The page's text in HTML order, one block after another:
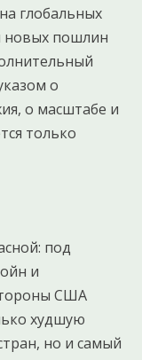
глобальных
новых пошлин
о
о масштабе и
только
под
и
США
худшую
но и самый